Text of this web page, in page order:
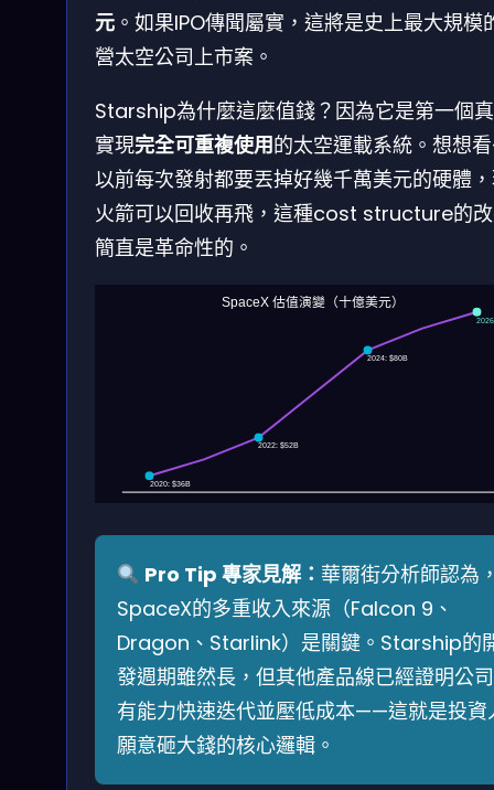
元 。如果IPO傳聞屬實，這將是史上最大規模
營太空公司上市案。
Starship為什麼這麼值錢？因為它是第一個
實現完全可重複使用的太空運載系統。想想
以前每次發射都要丟掉好幾千萬美元的硬體
火箭可以回收再飛，這種cost structure的
簡直是革命性的。
SpaceX 估值演變（十億美元）
2020: $36B
2022: $52B
2024: $80B
Pro Tip 專家見解： 華爾街分析師認為
SpaceX的多重收入來源（Falcon 9、
Dragon、Starlink）是關鍵。Starship的
發週期雖然長，但其他產品線已經證明公司
有能力快速迭代並壓低成本——這就是投資
願意砸大錢的核心邏輯。